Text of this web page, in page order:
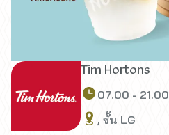
Tim Hortons
07.00 - 21.00
, ชั้น LG